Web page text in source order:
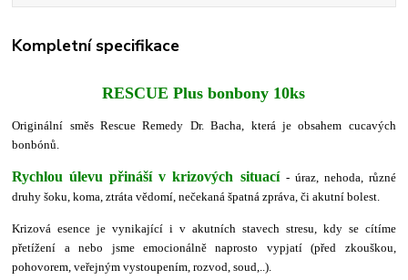
Kompletní specifikace
RESCUE Plus bonbony 10ks
Originální směs Rescue Remedy Dr. Bacha, která je obsahem cucavých
bonbónů.
Rychlou úlevu přináší v krizových situací - úraz, nehoda, různé
druhy šoku, koma, ztráta vědomí, nečekaná špatná zpráva, či akutní bolest.
Krizová esence je vynikající i v akutních stavech stresu, kdy se cítíme
přetížení a nebo jsme emocionálně naprosto vypjatí (před zkouškou,
pohovorem, veřejným vystoupením, rozvod, soud,..).